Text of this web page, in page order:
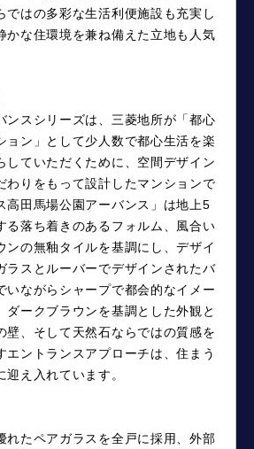
ではの多彩な生活利便施設も充実し
かな住環境を兼ね備えた立地も人気
ンスシリーズは、三菱地所が「都心
ョン」として少人数で都心生活を楽
していただくために、空間デザイン
わりをもって設計したマンションで
高田馬場公園アーバンス」は地上5
る落ち着きのあるフォルム、風合い
ンの無釉タイルを基調にし、デザイ
ラスとルーバーでデザインされたバ
いながらシャープで都会的なイメー
ダークブラウンを基調とした外観と
壁、そして天然石ならではの質感を
エントランスアプローチは、住まう
え入れています。
れたペアガラスを全戸に採用、外部